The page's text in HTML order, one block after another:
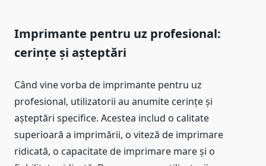
Imprimante pentru uz profesional:
cerințe și așteptări
Când vine vorba de imprimante pentru uz
profesional, utilizatorii au anumite cerințe și
așteptări specifice. Acestea includ o calitate
superioară a imprimării, o viteză de imprimare
ridicată, o capacitate de imprimare mare și o